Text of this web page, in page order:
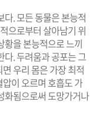
다. 모든 동물은 본능적
으로부터 살아남기 위
황을 본능적으로 느끼
다. 두려움과 공포는 그
우리 몸은 가장 최적
이 오르며 호흡도 가
화됨으로써 도망가거나